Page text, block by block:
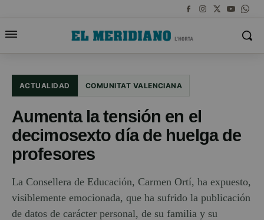
ACTUALIDAD COMUNITAT VALENCIANA
Aumenta la tensión en el
decimosexto día de huelga de
profesores
La Consellera de Educación, Carmen Ortí, ha expuesto,
visiblemente emocionada, que ha sufrido la publicación
de datos de carácter personal, de su familia y su